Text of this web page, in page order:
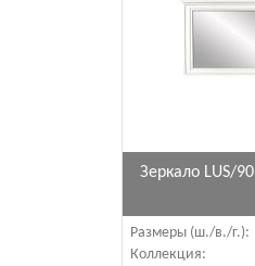
Зеркало LUS/90
Размеры (ш./в./г.):
Коллекция: